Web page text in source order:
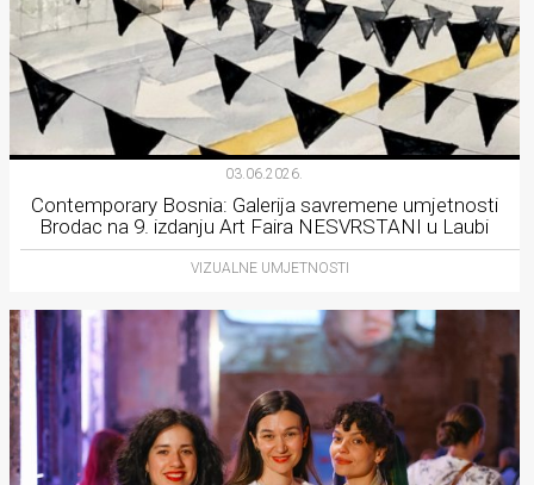
03.06.2026.
Contemporary Bosnia: Galerija savremene umjetnosti
Brodac na 9. izdanju Art Faira NESVRSTANI u Laubi
VIZUALNE UMJETNOSTI